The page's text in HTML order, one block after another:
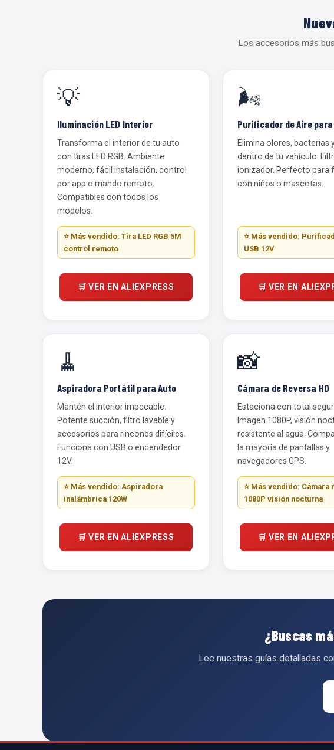
Los accesorios más
💡
Iluminación LED Interior
Transforma el interior de tu auto
con tiras LED RGB. Ambiente
moderno, fácil instalación, control
por app o mando remoto.
Compatibles con todos los
modelos.
⭐ Más vendido: Tira LED RGB 5M
control remoto
🛒 VER EN ALIEXPRESS
🌬️
Purificador de Aire
Elimina olores, bacterias
dentro de tu vehículo.
ionizador. Perfecto para
con niños o mascotas.
⭐ Más vendido:
USB 12V
🛒 VER EN
🧹
Aspiradora Portátil para Auto
Mantén el interior impecable.
Potente succión, filtro lavable y
accesorios para rincones difíciles.
Funciona con USB o encendedor
12V.
⭐ Más vendido: Aspiradora
inalámbrica 120W
🛒 VER EN ALIEXPRESS
📸
Cámara de Reversa HD
Estaciona con total
Imagen 1080P, visión
resistente al agua.
la mayoría de pantallas y
navegadores GPS.
⭐ Más vendido: Cámara
1080P visión nocturna
🛒 VER EN
¿Buscas
Lee nuestras guías detalladas